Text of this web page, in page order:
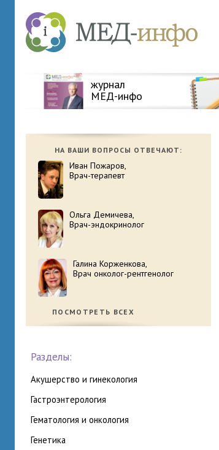
журнал
МЕД-инфо
НА ВАШИ ВОПРОСЫ ОТВЕЧАЮТ:
Иван Пожаров,
Врач-терапевт
Ольга Демичева,
Врач-эндокринолог
Галина Корженкова,
Врач онколог-рентгенолог
ПОСМОТРЕТЬ ВСЕХ
Разделы:
акушерство и гинекология
гастроэнтерология
гематология и онкология
генетика